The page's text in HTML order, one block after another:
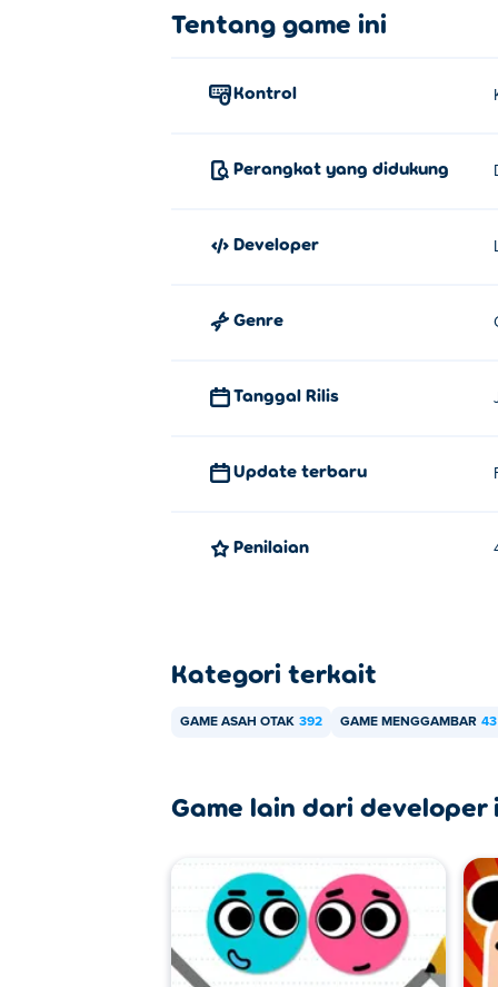
Siapa yang menciptakan Happy
Anda dapat memainkan Happy Glass
Happy Glass dapat dimainkan di
Tentang game ini
Kontrol
Perangkat yang didukung
Developer
Genre
Tanggal Rilis
Update terbaru
Penilaian
Kategori terkait
GAME ASAH OTAK 392 GAME MENGGAMBAR 43
Game lain dari developer